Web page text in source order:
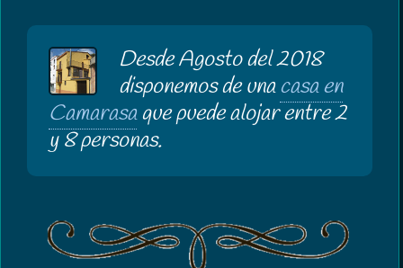
Desde Agosto del 2018
disponemos de unacasa en
Camarasaque puede alojar entre 2
y 8 personas.